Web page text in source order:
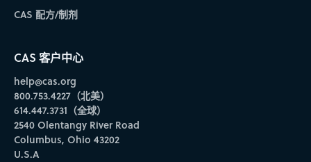
CAS 配方/制剂
CAS 客户中心
help@cas.org
800.753.4227（北美）
614.447.3731（全球）
2540 Olentangy River Road
Columbus, Ohio 43202
U.S.A